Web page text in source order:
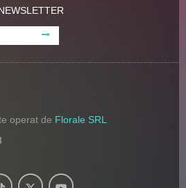
operat de Florale SRL